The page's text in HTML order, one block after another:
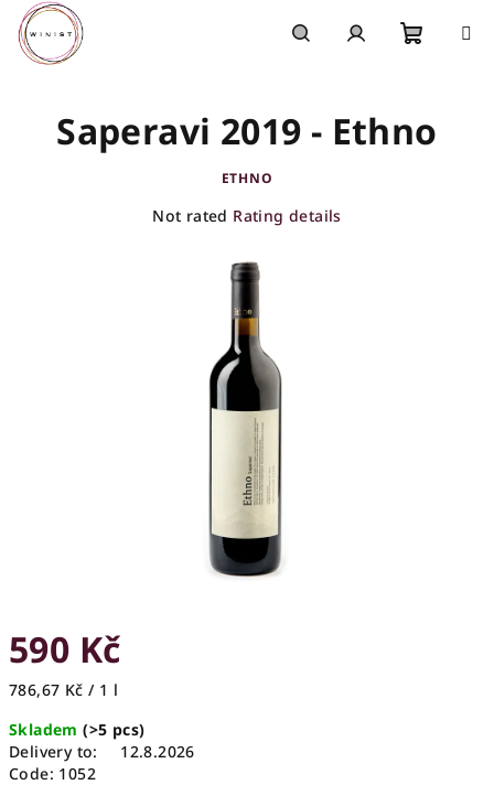
Skip
content
cart
590 Kč
Measure
786,67 Kč / 1 l
Skladem(>5 pcs)
Delivery to:
12.8.2026
Code: 1052
Saperavi 2019 - Ethno
ETHNO
The
Not rated Rating details